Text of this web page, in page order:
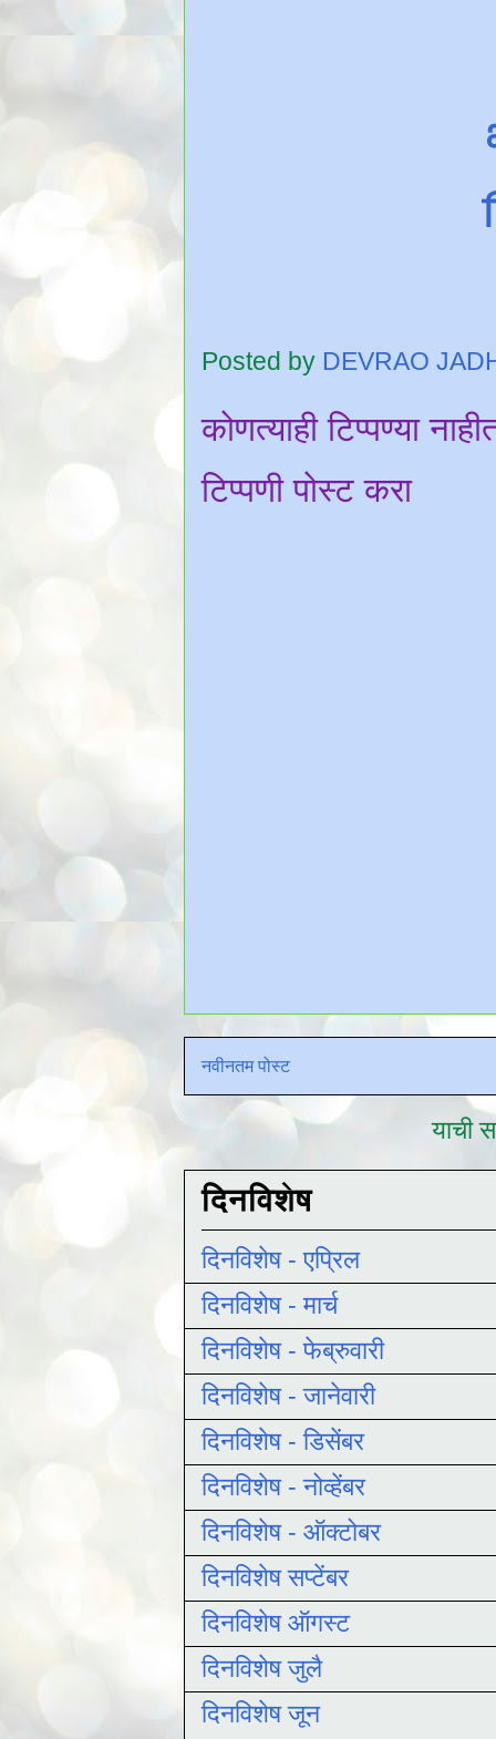
Posted by DEVRAO
कोणत्याही टिप्पण्‍या
टिप्पणी पोस्ट करा
नवीनतम पोस्ट
याची
दिनविशेष
दिनविशेष - एप्रिल
दिनविशेष - मार्च
दिनविशेष - फेब्रुवारी
दिनविशेष - जानेवारी
दिनविशेष - डिसेंबर
दिनविशेष - नोव्हेंबर
दिनविशेष - ऑक्टोबर
दिनविशेष सप्टेंबर
दिनविशेष ऑगस्ट
दिनविशेष जुलै
दिनविशेष जून